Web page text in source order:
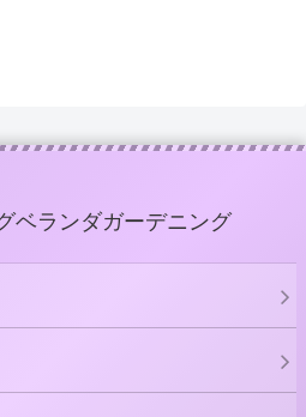
ベランダガーデニング